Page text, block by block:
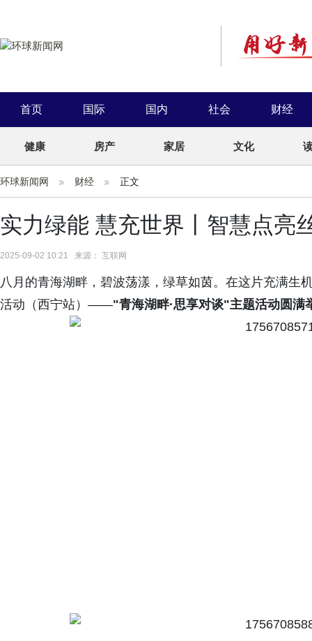
首页 国际 国内 社会 财经
健康 房产 家居 文化
环球新闻网 财经 正文
实力绿能 慧充世界丨智慧点亮
2025-09-02 10:21 来源： 互联网
八月的青海湖畔，碧波荡漾，绿草如茵。在这片充满生
活动（西宁站）——"青海湖畔·思享对谈"主题活动圆满